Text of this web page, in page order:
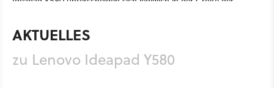
Cache-SSD lässt sich nur auf eigene Faust im Notebook
unterbringen.
AKTUELLES
zu Lenovo Ideapad Y580